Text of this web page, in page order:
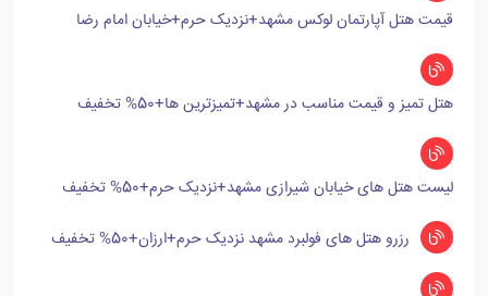
قیمت هتل آپارتمان لوکس مشهد+نزدیک حرم+خیابان امام رضا
هتل تمیز و قیمت مناسب در مشهد+تمیزترین ها+50% تخفیف
لیست هتل های خیابان شیرازی مشهد+نزدیک حرم+50% تخفیف
رزرو هتل های فولبرد مشهد نزدیک حرم+ارزان+50% تخفیف